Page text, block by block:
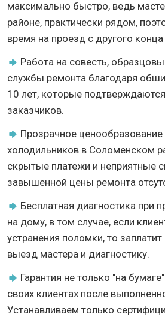
максимально быстро, ведь
районе, практически рядом,
время на проезд с другого
Работа на совесть,
службы ремонта благодаря
10 лет, которые
заказчиков.
Прозрачное
холодильников в Соломенском
скрытые платежи и неприятные
завышенной цены ремонта
Бесплатная диагностика при
на дому, в том случае, если
устранения поломки, то
выезд мастера и диагностику.
Гарантия не только "на
своих клиентах после
Устанавливаем только